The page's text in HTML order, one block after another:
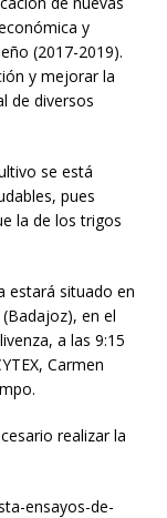
y
(2017-2019).
y mejorar la
de diversos
se está
pues
la de los trigos
estará situado en
en el
a las 9:15
Carmen
realizar la
ensayos-de-